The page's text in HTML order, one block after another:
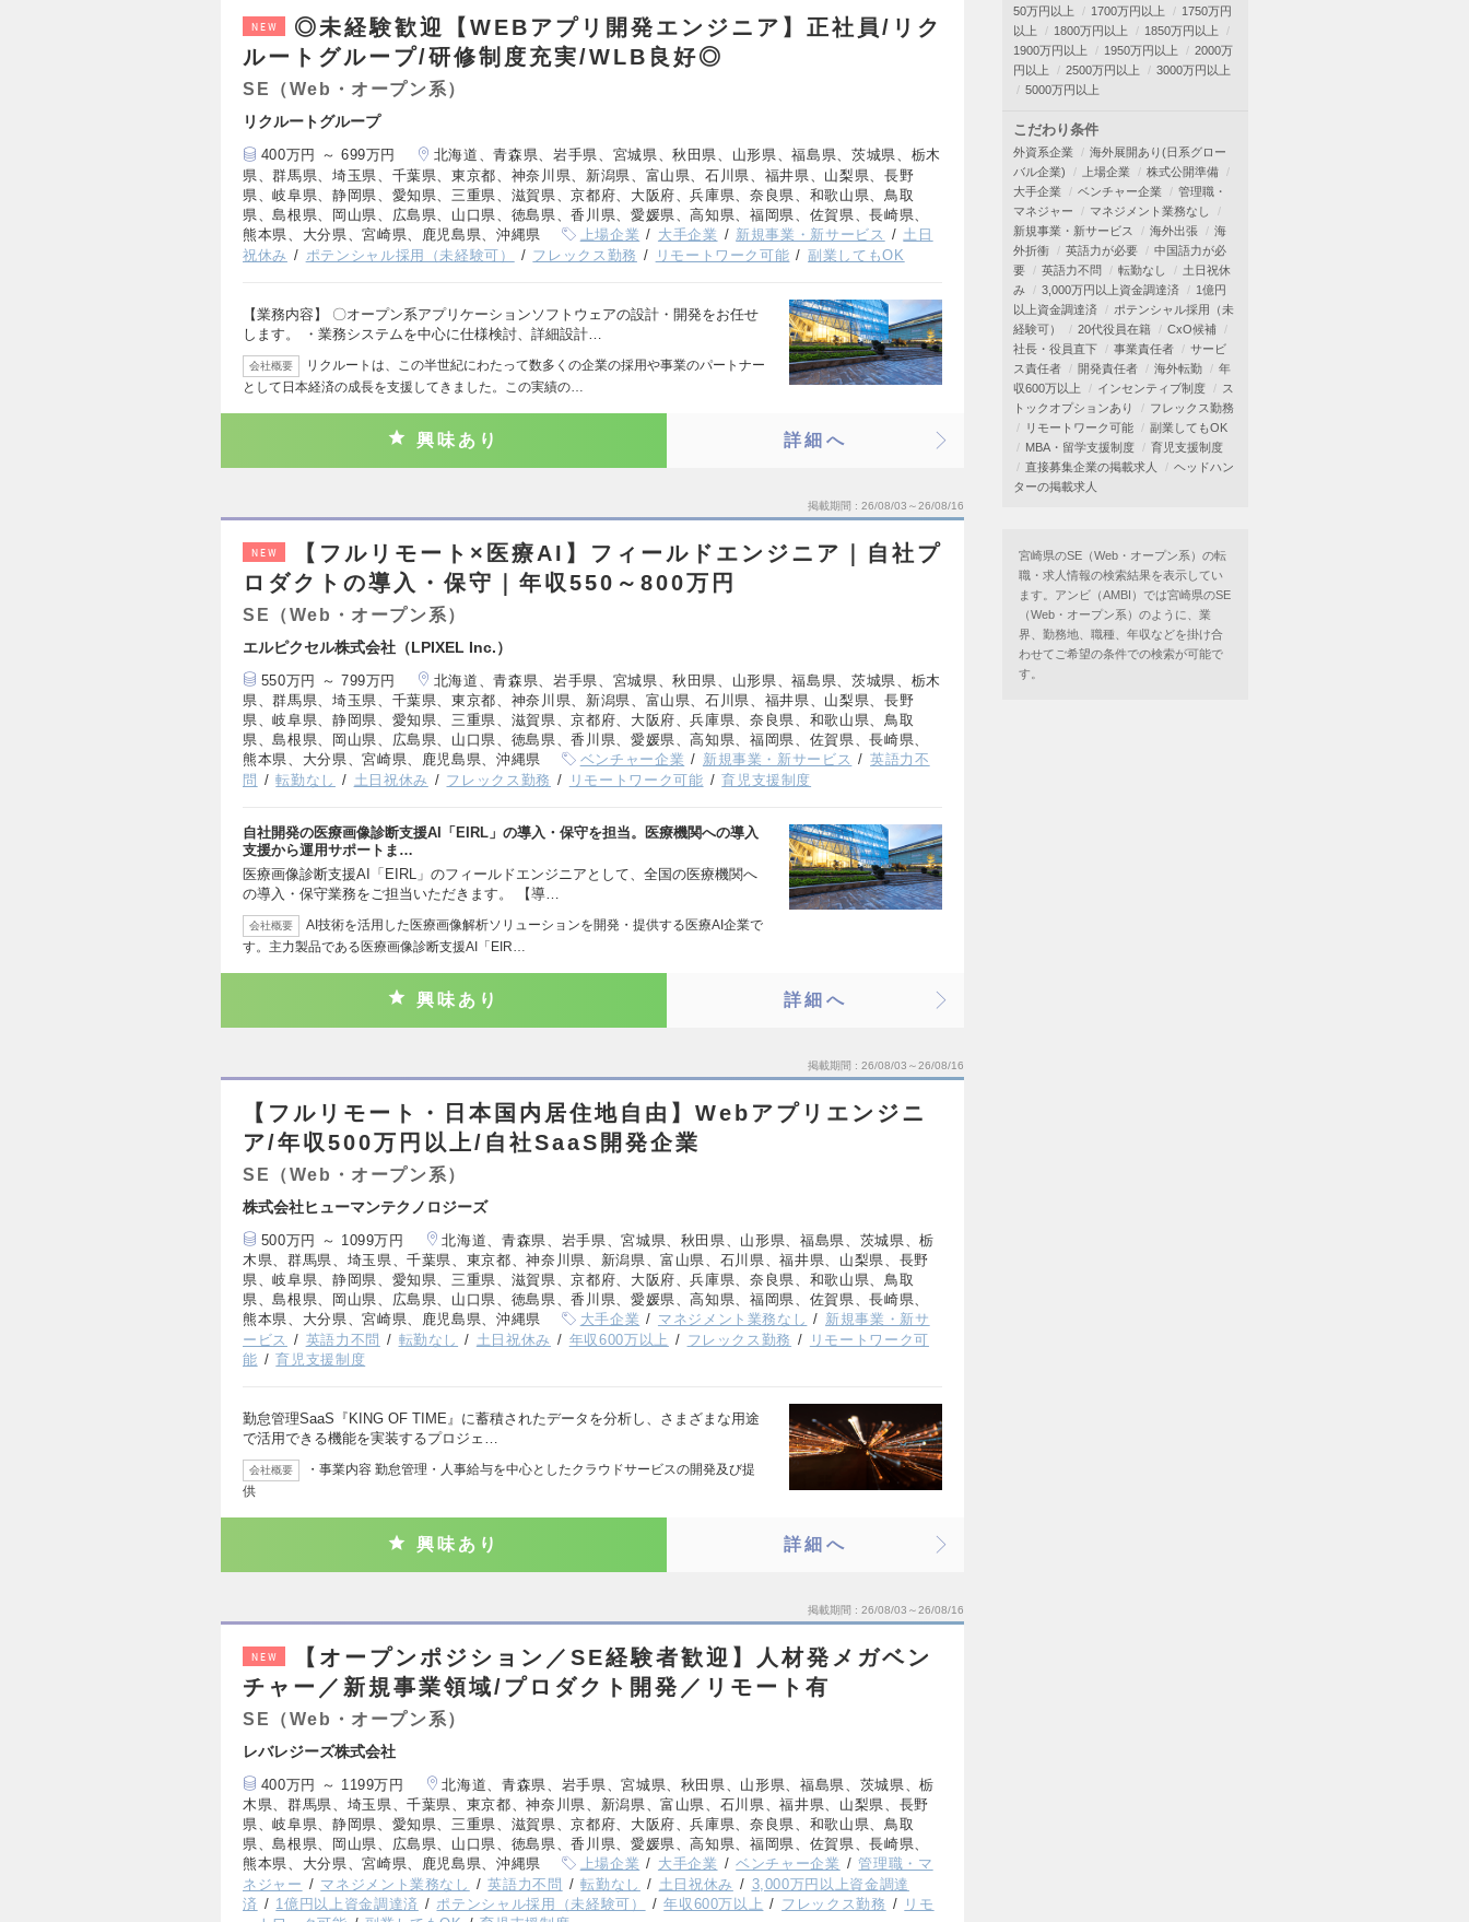
NEW
◎未経験歓迎【WEBアプリ開発エンジニア】正社員/リク
ルートグループ/研修制度充実/WLB良好◎
SE（Web・オープン系）
リクルートグループ
400万円 ～ 699万円
北海道、青森県、岩手県、宮城県、秋田県、山形県、福島県、茨城県、栃木
県、群馬県、埼玉県、千葉県、東京都、神奈川県、新潟県、富山県、石川県、福井県、山梨県、長野
県、岐阜県、静岡県、愛知県、三重県、滋賀県、京都府、大阪府、兵庫県、奈良県、和歌山県、鳥取
県、島根県、岡山県、広島県、山口県、徳島県、香川県、愛媛県、高知県、福岡県、佐賀県、長崎県、
熊本県、大分県、宮崎県、鹿児島県、沖縄県
上場企業 大手企業 新規事業・新サービス
土日
祝休み
ポテンシャル採用（未経験可） フレックス勤務 リモートワーク可能 副業してもOK
【業務内容】 〇オープン系アプリケーションソフトウェアの設計・開発をお任せ
します。 ・業務システムを中心に仕様検討、詳細設計…
会社概要
リクルートは、この半世紀にわたって数多くの企業の採用や事業のパートナー
として日本経済の成長を支援してきました。この実績の…
興味あり 詳細へ
掲載期間 26/08/03～26/08/16
NEW
【フルリモート×医療AI】フィールドエンジニア｜自社プ
ロダクトの導入・保守｜年収550～800万円
SE（Web・オープン系）
エルピクセル株式会社（LPIXEL Inc.）
550万円 ～ 799万円
北海道、青森県、岩手県、宮城県、秋田県、山形県、福島県、茨城県、栃木
県、群馬県、埼玉県、千葉県、東京都、神奈川県、新潟県、富山県、石川県、福井県、山梨県、長野
県、岐阜県、静岡県、愛知県、三重県、滋賀県、京都府、大阪府、兵庫県、奈良県、和歌山県、鳥取
県、島根県、岡山県、広島県、山口県、徳島県、香川県、愛媛県、高知県、福岡県、佐賀県、長崎県、
熊本県、大分県、宮崎県、鹿児島県、沖縄県
ベンチャー企業 新規事業・新サービス
英語力不
問
転勤なし 土日祝休み フレックス勤務 リモートワーク可能 育児支援制度
自社開発の医療画像診断支援AI「EIRL」の導入・保守を担当。医療機関への導入
支援から運用サポートま…
医療画像診断支援AI「EIRL」のフィールドエンジニアとして、全国の医療機関へ
の導入・保守業務をご担当いただきます。 【導…
会社概要
AI技術を活用した医療画像解析ソリューションを開発・提供する医療AI企業で
す。主力製品である医療画像診断支援AI「EIR…
興味あり 詳細へ
掲載期間 26/08/03～26/08/16
【フルリモート・日本国内居住地自由】Webアプリエンジニ
ア/年収500万円以上/自社SaaS開発企業
SE（Web・オープン系）
株式会社ヒューマンテクノロジーズ
500万円 ～ 1099万円
北海道、青森県、岩手県、宮城県、秋田県、山形県、福島県、茨城県、栃
木県、群馬県、埼玉県、千葉県、東京都、神奈川県、新潟県、富山県、石川県、福井県、山梨県、長野
県、岐阜県、静岡県、愛知県、三重県、滋賀県、京都府、大阪府、兵庫県、奈良県、和歌山県、鳥取
県、島根県、岡山県、広島県、山口県、徳島県、香川県、愛媛県、高知県、福岡県、佐賀県、長崎県、
熊本県、大分県、宮崎県、鹿児島県、沖縄県
大手企業 マネジメント業務なし
新規事業・新サ
ービス
英語力不問 転勤なし 土日祝休み 年収600万以上 フレックス勤務
リモートワーク可
能
育児支援制度
勤怠管理SaaS『KING OF TIME』に蓄積されたデータを分析し、さまざまな用途
で活用できる機能を実装するプロジェ…
会社概要
・事業内容 勤怠管理・人事給与を中心としたクラウドサービスの開発及び提
供
興味あり 詳細へ
掲載期間 26/08/03～26/08/16
NEW
【オープンポジション／SE経験者歓迎】人材発メガベン
チャー／新規事業領域/プロダクト開発／リモート有
SE（Web・オープン系）
レバレジーズ株式会社
400万円 ～ 1199万円
北海道、青森県、岩手県、宮城県、秋田県、山形県、福島県、茨城県、栃
木県、群馬県、埼玉県、千葉県、東京都、神奈川県、新潟県、富山県、石川県、福井県、山梨県、長野
県、岐阜県、静岡県、愛知県、三重県、滋賀県、京都府、大阪府、兵庫県、奈良県、和歌山県、鳥取
県、島根県、岡山県、広島県、山口県、徳島県、香川県、愛媛県、高知県、福岡県、佐賀県、長崎県、
熊本県、大分県、宮崎県、鹿児島県、沖縄県
上場企業 大手企業 ベンチャー企業
管理職・マ
ネジャー
マネジメント業務なし 英語力不問 転勤なし 土日祝休み
3,000万円以上資金調達
済
1億円以上資金調達済 ポテンシャル採用（未経験可） 年収600万以上 フレックス勤務
リモ
50万円以上
1700万円以上
1750万円
以上
1800万円以上
1850万円以上
1900万円以上
1950万円以上
2000万
円以上
2500万円以上
3000万円以上
5000万円以上
こだわり条件
外資系企業
海外展開あり(日系グロー
バル企業)
上場企業
株式公開準備
大手企業
ベンチャー企業
管理職・
マネジャー
マネジメント業務なし
新規事業・新サービス
海外出張
海
外折衝
英語力が必要
中国語力が必
要
英語力不問 転勤なし
土日祝休
み
3,000万円以上資金調達済
1億円
以上資金調達済
ポテンシャル採用（未
経験可）
20代役員在籍
CxO候補
社長・役員直下
事業責任者
サービ
ス責任者
開発責任者 海外転勤
年
収600万以上
インセンティブ制度
ス
トックオプションあり
フレックス勤務
リモートワーク可能
副業してもOK
MBA・留学支援制度
育児支援制度
直接募集企業の掲載求人
ヘッドハン
ターの掲載求人
宮崎県のSE（Web・オープン系）の転
職・求人情報の検索結果を表示してい
ます。アンビ（AMBI）では宮崎県のSE
（Web・オープン系）のように、業
界、勤務地、職種、年収などを掛け合
わせてご希望の条件での検索が可能で
す。